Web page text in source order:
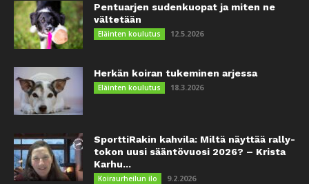
Pentuarjen sudenkuopat ja miten ne
vältetään
Eläinten koulutus 12.5.2026
Herkän koiran tukeminen arjessa
Eläinten koulutus 18.3.2026
SporttiRakin kahvila: Miltä näyttää rally-
tokon uusi sääntövuosi 2026? – Krista
Karhu...
Koiraurheilun ilo 9.2.2026